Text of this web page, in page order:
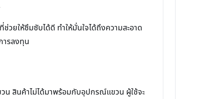
ยให้ซึมซับได้ดี ทำให้มั่นใจได้ถึงความสะอาด
ารลงทุน
น สินค้าไม่ได้มาพร้อมกับอุปกรณ์แขวน ผู้ใช้จะ